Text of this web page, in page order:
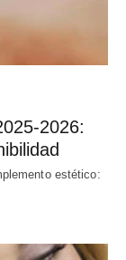
2026:
estético: